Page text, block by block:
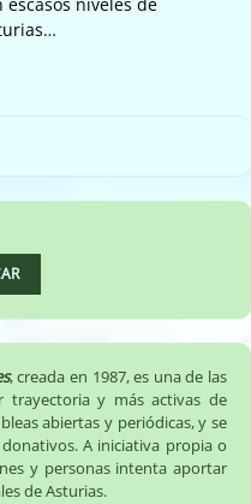
, creada en 1987, es una de las
trayectoria y más activas de
abiertas y periódicas, y se
A iniciativa propia o
y personas intenta aportar
de Asturias.